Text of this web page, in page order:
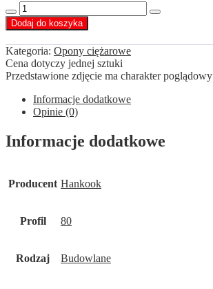
Decrease
quantity
ilość
Hankook
315/80
R22,5
DM09
[156/150]K
Increase
Dodaj do koszyka
Kategoria: Opony ciężarowe
Cena dotyczy jednej sztuki
Przedstawione zdjęcie ma charakter poglądowy
Informacje dodatkowe
Opinie (0)
Informacje dodatkowe
Producent Hankook
Profil 80
Rodzaj Budowlane